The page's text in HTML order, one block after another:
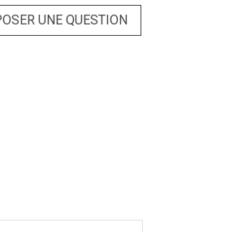
UNE QUESTION